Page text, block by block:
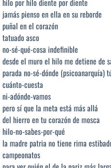
jamás pienso en ella en su reborde
puñal en el corazón
tatuado asco
no-sé-qué-cosa indefinible
desde el muro el hilo me detiene de
parada no-sé-dónde (psicoanarquía)
cuánto-cuesta
ni-adónde-vamos
pero sí que la meta está más allá
del hierro en tu corazón de mosca
hilo-no-sabes-por-qué
la madre patria no tiene rima
campeonatos